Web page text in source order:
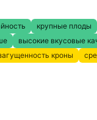
крупные плоды
высокие вкусовые
кроны